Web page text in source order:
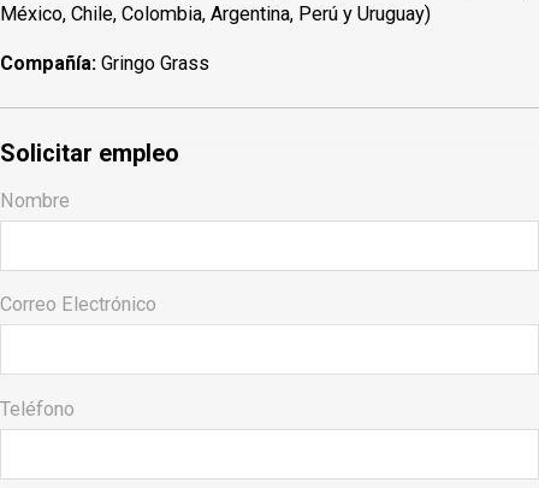
México, Chile, Colombia, Argentina, Perú y Uruguay)
Compañía: Gringo Grass
Solicitar empleo
Nombre
Correo Electrónico
Teléfono